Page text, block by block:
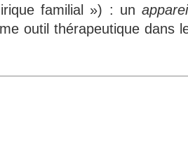
familial ») : un
outil thérapeutique dans